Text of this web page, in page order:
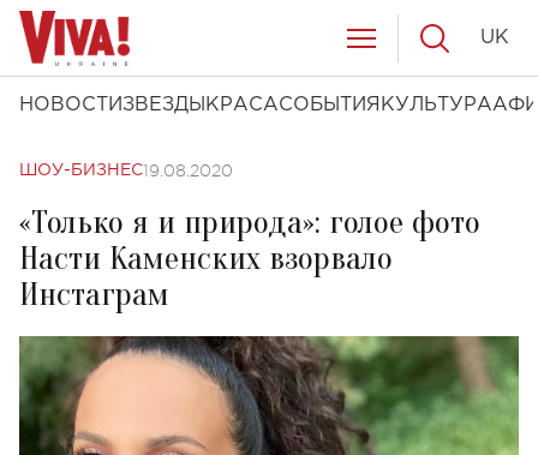
НОВОСТИ ЗВЕЗДЫ КРАСАСОБЫТИЯ КУЛЬТУРА
UK
ШОУ-БИЗНЕС19.08.2020
«Только я и природа»: голое фото
Насти Каменских взорвало
Инстаграм